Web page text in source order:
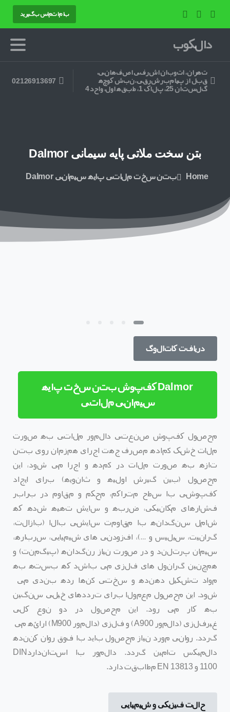
با ما تماس بگیرید
دالکوب
تهران، اتوبان اشرفی اصفهانی،
قبل از پیامبر شرقی، نبش کوچه
گلستان 25، پلاک 1، طبقه اول، واحد 4
02126913697
بتن سخت ملاتی پایه سیمانی Dalmor
Home بتن سخت ملاتی پایه سیمانی Dalmor
دریافت کاتالوگ
Dalmor کفپوش بتن سخت پایه
سیمانی ملاتی
محصول کفپوش صنعتی دالمور ملاتی به صورت
ملات خشک آماده مصرف جهت اجرای همزمان روی بتن
تازه به صورت ملات در آمده و اجرا می شود، این
محصول (بین گیرش اولیه و ثانویه) برای ایجاد
کفپوشی با سطح متراکم، محکم و مقاوم در برابر
فشارهای مکانیکی، ضربه و سایش تهیه شده که
شامل سنگدانه با مقاومت سایشی بالا (بازالت،
گرانیت، سیلیس و …)، افزودنی های شیمیایی، سرباره،
سیمان پرتلند و در صورت نیاز رنگدانه (پیگمنت) و
همچنین گرانول های فلزی می باشد که بسته به
مواد تشکیل دهنده و سختی آنها رده بندی می
شود. این محصول معمولا برای ترددهای خیلی سنگین
به کار می رود. این محصول در دو نوع کلی
غیرفلزی (دالمورA900) و فلزی (دالمور M900) ارائه می
گردد. روانی مورد نیاز محصول باید با فوق روان کننده
دالمیکس تامین گردد. دالمور با استانداردDIN
1100 وEN 13813مطابقت دارد.
حالت فیزیکی و شیمیایی